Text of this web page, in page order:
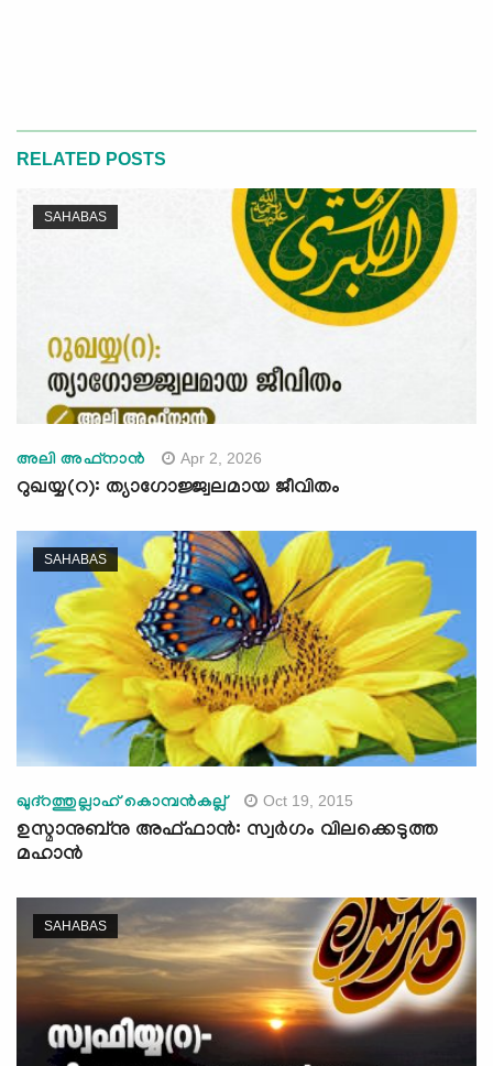
RELATED POSTS
SAHABAS
അലി അഫ്നാന്‍ Apr 2, 2026
റുഖയ്യ(റ): ത്യാഗോജ്ജ്വലമായ ജീവിതം
SAHABAS
ഖുദ്‌റത്തുല്ലാഹ് കൊമ്പന്‍കല്ല് Oct 19, 2015
ഉസ്മാനുബ്‌നു അഫ്ഫാന്‍: സ്വര്‍ഗം വിലക്കെടുത്ത
മഹാന്‍
SAHABAS